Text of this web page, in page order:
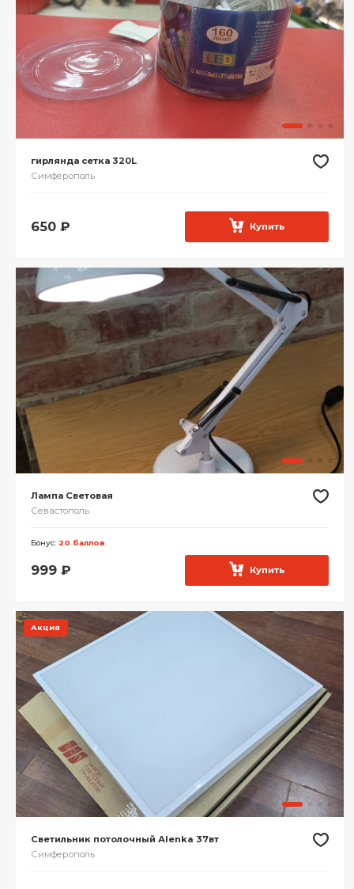
гирлянда сетка 320L
Симферополь
650 ₽ Купить
Лампа Световая
Севастополь
Бонус: 20 баллов
999 ₽ Купить
Акция
Светильник потoлочный Аlenka 37вт
Симферополь